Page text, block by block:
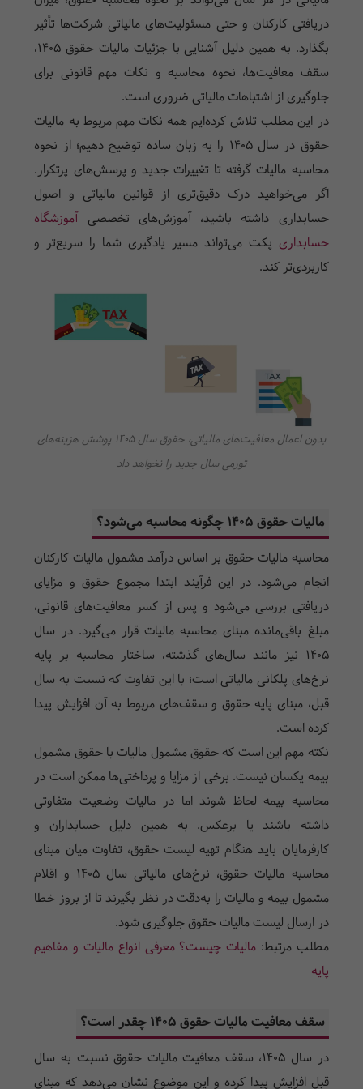
دریافتی کارکنان و حتی مسئولیت‌های مالیاتی شرکت‌ها تأثیر
بگذارد. به همین دلیل آشنایی با جزئیات مالیات حقوق 1405،
سقف معافیت‌ها، نحوه محاسبه و نکات مهم قانونی برای
جلوگیری از اشتباهات مالیاتی ضروری است.
در این مطلب تلاش کرده‌ایم همه نکات مهم مربوط به مالیات
حقوق در سال 1405 را به زبان ساده توضیح دهیم؛ از نحوه
محاسبه مالیات گرفته تا تغییرات جدید و پرسش‌های پرتکرار.
اگر می‌خواهید درک دقیق‌تری از قوانین مالیاتی و اصول
حسابداری داشته باشید، آموزش‌های تخصصیآموزشگاه
حسابداری پکت می‌تواند مسیر یادگیری شما را سریع‌تر و
کاربردی‌تر کند.
بدون اعمال معافیت‌های مالیاتی، حقوق سال 1405 پوشش هزینه‌های
تورمی سال جدید را نخواهد داد
مالیات حقوق 1405 چگونه محاسبه می‌شود؟
محاسبه مالیات حقوق بر اساس درآمد مشمول مالیات کارکنان
انجام می‌شود. در این فرآیند ابتدا مجموع حقوق و مزایای
دریافتی بررسی می‌شود و پس از کسر معافیت‌های قانونی،
مبلغ باقی‌مانده مبنای محاسبه مالیات قرار می‌گیرد. در سال
1405 نیز مانند سال‌های گذشته، ساختار محاسبه بر پایه
نرخ‌های پلکانی مالیاتی است؛ با این تفاوت که نسبت به سال
قبل، مبنای پایه حقوق و سقف‌های مربوط به آن افزایش پیدا
کرده است.
نکته مهم این است که حقوق مشمول مالیات با حقوق مشمول
بیمه یکسان نیست. برخی از مزایا و پرداختی‌ها ممکن است در
محاسبه بیمه لحاظ شوند اما در مالیات وضعیت متفاوتی
داشته باشند یا برعکس. به همین دلیل حسابداران و
کارفرمایان باید هنگام تهیه لیست حقوق، تفاوت میان مبنای
محاسبه مالیات حقوق، نرخ‌های مالیاتی سال 1405 و اقلام
مشمول بیمه و مالیات را به‌دقت در نظر بگیرند تا از بروز خطا
در ارسال لیست مالیات حقوق جلوگیری شود.
مطلب مرتبط: مالیات چیست؟ معرفی انواع مالیات و مفاهیم
پایه
سقف معافیت مالیات حقوق 1405 چقدر است؟
در سال 1405، سقف معافیت مالیات حقوق نسبت به سال
قبل افزایش پیدا کرده و این موضوع نشان می‌دهد که مبنای